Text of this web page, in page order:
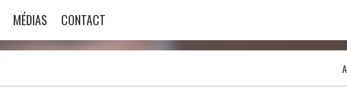
MÉDIAS CONTACT